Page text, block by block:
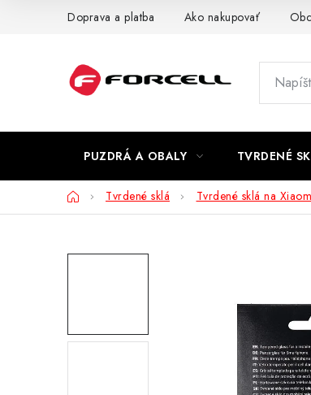
Doprava a platba Ako nakupovať
PUZDRÁ A OBALY TVRDENÉ
DomovTvrdené sklá Tvrdené sklá na